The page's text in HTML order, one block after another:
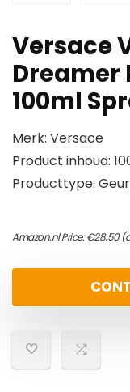
Versace
Dreamer
100ml
Merk: Versace
Product inhoud:
Producttype: Geur
Amazon.nl Price:€28.50